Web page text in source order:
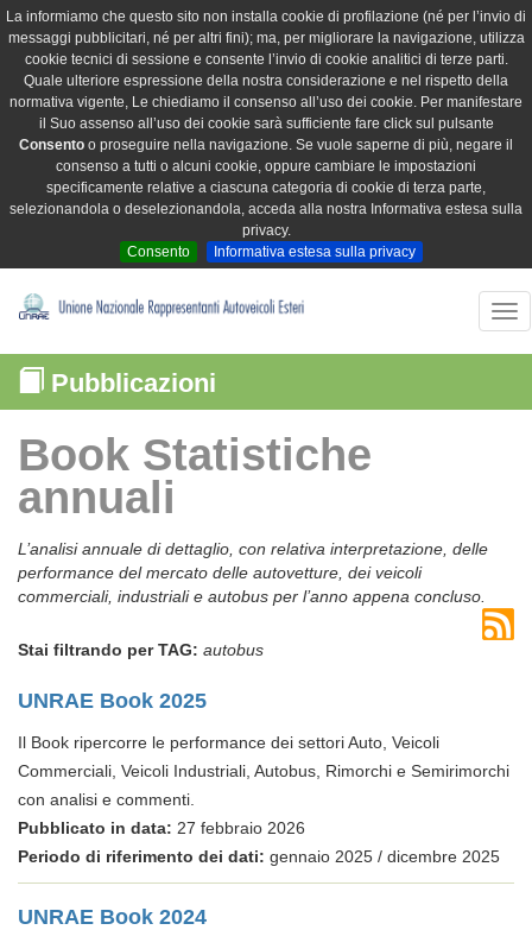
La informiamo che questo sito non installa cookie di profilazione (né per l’invio di
messaggi pubblicitari, né per altri fini); ma, per migliorare la navigazione, utilizza
cookie tecnici di sessione e consente l’invio di cookie analitici di terze parti.
Quale ulteriore espressione della nostra considerazione e nel rispetto della
normativa vigente, Le chiediamo il consenso all’uso dei cookie. Per manifestare
il Suo assenso all’uso dei cookie sarà sufficiente fare click sul pulsante
Consento o proseguire nella navigazione. Se vuole saperne di più, negare il
consenso a tutti o alcuni cookie, oppure cambiare le impostazioni
specificamente relative a ciascuna categoria di cookie di terza parte,
selezionandola o deselezionandola, acceda alla nostra Informativa estesa sulla
privacy.
Consento
Informativa estesa sulla privacy
Pubblicazioni
Book Statistiche
annuali
L’analisi annuale di dettaglio, con relativa interpretazione, delle
performance del mercato delle autovetture, dei veicoli
commerciali, industriali e autobus per l’anno appena concluso.
Stai filtrando per TAG: autobus
UNRAE Book 2025
Il Book ripercorre le performance dei settori Auto, Veicoli
Commerciali, Veicoli Industriali, Autobus, Rimorchi e Semirimorchi
con analisi e commenti.
Pubblicato in data: 27 febbraio 2026
Periodo di riferimento dei dati: gennaio 2025 / dicembre 2025
UNRAE Book 2024